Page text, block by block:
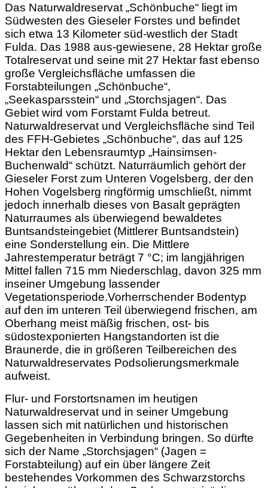
Das Naturwaldreservat „Schönbuche“ liegt im
Südwesten des Gieseler Forstes und befindet
sich etwa 13 Kilometer süd-westlich der Stadt
Fulda. Das 1988 aus-gewiesene, 28 Hektar große
Totalreservat und seine mit 27 Hektar fast ebenso
große Vergleichsfläche umfassen die
Forstabteilungen „Schönbuche“,
„Seekasparsstein“ und „Storchsjagen“. Das
Gebiet wird vom Forstamt Fulda betreut.
Naturwaldreservat und Vergleichsfläche sind Teil
des FFH-Gebietes „Schönbuche“, das auf 125
Hektar den Lebensraumtyp „Hainsimsen-
Buchenwald“ schützt. Naturräumlich gehört der
Gieseler Forst zum Unteren Vogelsberg, der den
Hohen Vogelsberg ringförmig umschließt, nimmt
jedoch innerhalb dieses von Basalt geprägten
Naturraumes als überwiegend bewaldetes
Buntsandsteingebiet (Mittlerer Buntsandstein)
eine Sonderstellung ein. Die Mittlere
Jahrestemperatur beträgt 7 °C; im langjährigen
Mittel fallen 715 mm Niederschlag, davon 325 mm
inseiner Umgebung lassender
Vegetationsperiode.Vorherrschender Bodentyp
auf den im unteren Teil überwiegend frischen, am
Oberhang meist mäßig frischen, ost- bis
südostexponierten Hangstandorten ist die
Braunerde, die in größeren Teilbereichen des
Naturwaldreservates Podsolierungsmerkmale
aufweist.
Flur- und Forstortsnamen im heutigen
Naturwaldreservat und in seiner Umgebung
lassen sich mit natürlichen und historischen
Gegebenheiten in Verbindung bringen. So dürfte
sich der Name „Storchsjagen“ (Jagen =
Forstabteilung) auf ein über längere Zeit
bestehendes Vorkommen des Schwarzstorchs